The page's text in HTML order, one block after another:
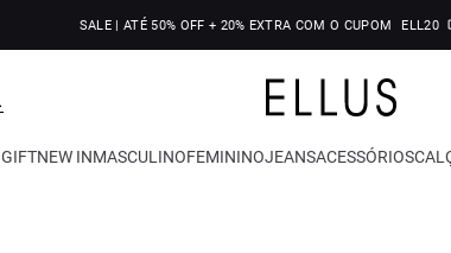
SALE | ATÉ 50% OFF + 20% EXTRA COM O CUPOM ELL20
GIFTNEW INMASCULINOFEMININOJEANSACESSÓRIOS